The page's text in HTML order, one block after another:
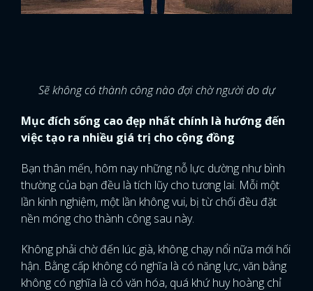
Sẽ không có thành công nào đợi chờ người do dự
Mục đích sống cao đẹp nhất chính là hướng đến
việc tạo ra nhiều giá trị cho cộng đồng
Bạn thân mến, hôm nay những nỗ lực dường như bình
thường của bạn đều là tích lũy cho tương lai. Mỗi một
lần kinh nghiệm, một lần không vui, bị từ chối đều đặt
nền móng cho thành công sau này.
Không phải chờ đến lúc già, không chạy nổi nữa mới hối
hận. Bằng cấp không có nghĩa là có năng lực, văn bằng
không có nghĩa là có văn hóa, quá khứ huy hoàng chỉ